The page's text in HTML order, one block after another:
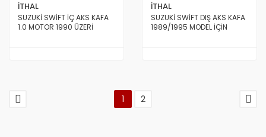
İTHAL
SUZUKİ SWİFT İÇ AKS KAFA
1.0 MOTOR 1990 ÜZERİ
İTHAL
SUZUKİ SWİFT DIŞ AKS KAFA
1989/1995 MODEL İÇİN
1 2